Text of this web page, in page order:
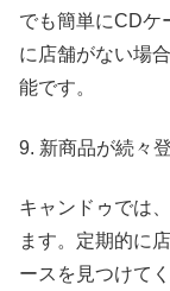
でも簡単にCDケ
に店舗がない場
能です。
9. 新商品が続々
キャンドゥでは
ます。定期的に
ースを見つけて